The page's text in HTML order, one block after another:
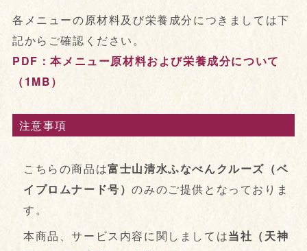
各メニューの原材料及び栄養成分につきましては下
記からご確認ください。
PDF：本メニュー原材料および栄養成分について
（1MB）
注意事項
こちらの商品は富士山清水ふなべんクルーズ（ベ
イプロムナード号）のみのご提供となっておりま
す。
本商品、サービス内容に関しましては当社（天神